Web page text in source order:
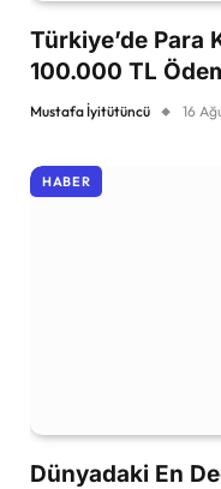
Türkiye’de Para
100.000 TL
Mustafa İyitütüncü 16
HABER
Dünyadaki En